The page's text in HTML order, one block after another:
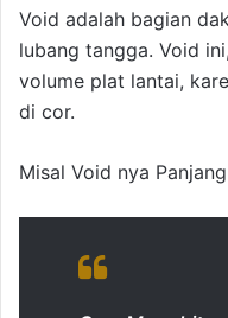
Void adalah bagian
lubang tangga. Void
volume plat lantai,
di cor.
Misal Void nya